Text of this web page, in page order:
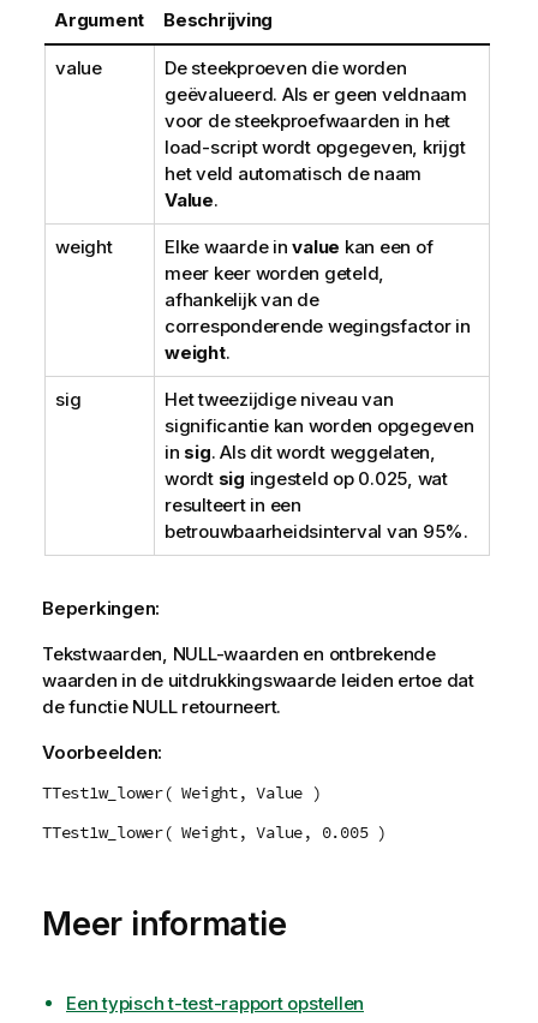
Argument Beschrijving
value
De steekproeven die worden
geëvalueerd. Als er geen veldnaam
voor de steekproefwaarden in het
load-script wordt opgegeven, krijgt
het veld automatisch de naam
Value.
weight Elke waarde invalue kan een of
meer keer worden geteld,
afhankelijk van de
corresponderende wegingsfactor in
weight.
sig
Het tweezijdige niveau van
significantie kan worden opgegeven
in sig. Als dit wordt weggelaten,
wordt sig ingesteld op 0.025, wat
resulteert in een
betrouwbaarheidsinterval van 95%.
Beperkingen:
Tekstwaarden, NULL-waarden en ontbrekende
waarden in de uitdrukkingswaarde leiden ertoe dat
de functie NULLretourneert.
Voorbeelden:
TTest1w_lower( Weight, Value )
TTest1w_lower( Weight, Value, 0.005 )
Meer informatie
Een typisch t-test-rapport opstellen